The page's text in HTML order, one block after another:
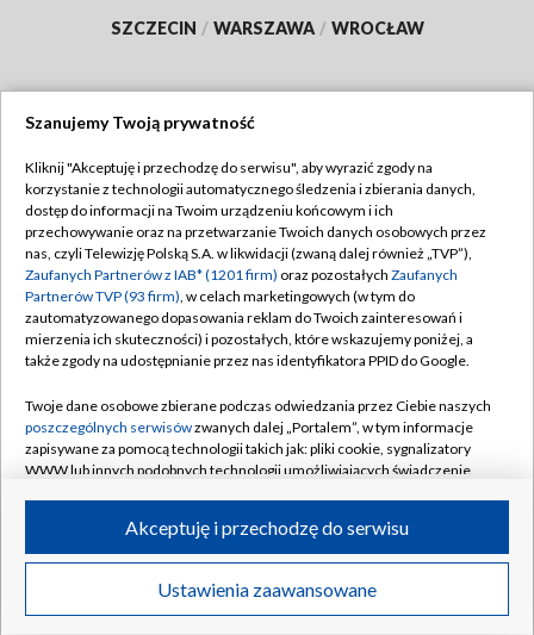
SZCZECIN / WARSZAWA / WROCŁAW
TVP
Abonament TVP
Emisja w TVP
Centrum informacji TVP
Naziemna Telewizja Cyfrowa
Rada Programowa
System NOS
Informacje o nadawcy
Program dla prasy
Ogłoszenie przetargowe
Regulamin TVP
Polityka prywatności
Moje zgody
Pomoc
Kontakt
Kanały
©2026 Telewizja Polska S.A. w likwidacji
Szanujemy Twoją prywatność
Kliknij "Akceptuję i przechodzę do serwisu", aby wyrazić zgody na
korzystanie z technologii automatycznego śledzenia i zbierania danych,
dostęp do informacji na Twoim urządzeniu końcowym i ich
przechowywanie oraz na przetwarzanie Twoich danych osobowych przez
nas, czyli Telewizję Polską S.A. w likwidacji (zwaną dalej również „TVP”),
Zaufanych Partnerów z IAB* (1201 firm) oraz pozostałych Zaufanych
Partnerów TVP (93 firm), w celach marketingowych (w tym do
zautomatyzowanego dopasowania reklam do Twoich zainteresowań i
mierzenia ich skuteczności) i pozostałych, które wskazujemy poniżej, a
także zgody na udostępnianie przez nas identyfikatora PPID do Google.
Twoje dane osobowe zbierane podczas odwiedzania przez Ciebie naszych
poszczególnych serwisówzwanych dalej „Portalem”, w tym informacje
zapisywane za pomocą technologii takich jak: pliki cookie, sygnalizatory
WWW lub innych podobnych technologii umożliwiających świadczenie
ruchu w Internecie.
Twoje dane osobowe zbierane podczas odwiedzania przez Ciebie
poszczególnych serwisówna Portalu, takie jak adresy IP, identyfikatory
Ustawienia zaawansowane
Akceptuję i przechodzę do serwisu